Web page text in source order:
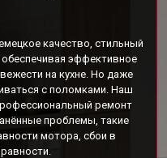
качество, стильный
эффективное
на кухне. Но даже
с поломками. Наш
ремонт
проблемы, такие
мотора, сбои в